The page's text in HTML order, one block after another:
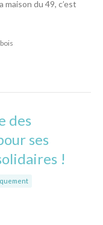
du 49, c’est
des
ses
!